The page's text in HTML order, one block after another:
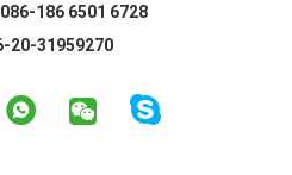
186 6501 6728
20-31959270